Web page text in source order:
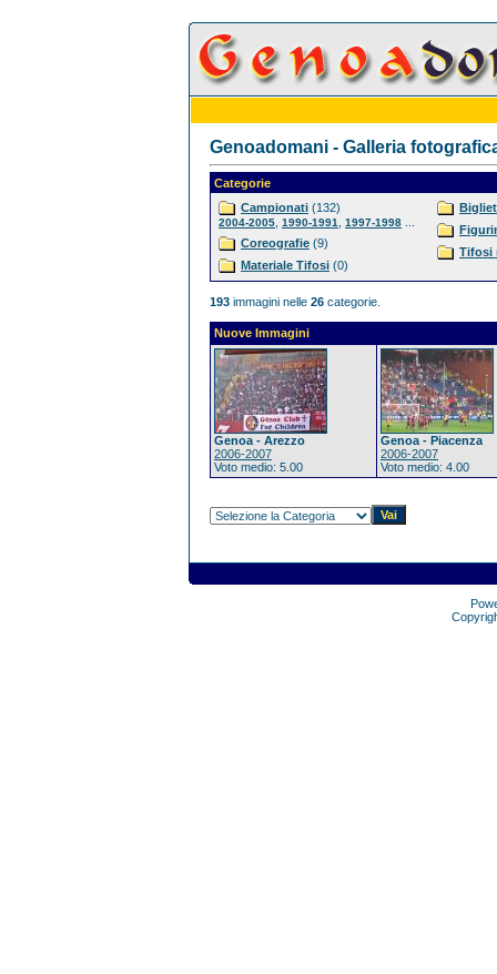
Genoadomani - Galleria
Categorie
Campionati (132)
2004-2005 1990-1991 1997-1998
Coreografie (9)
Materiale Tifosi (0)
Tifosi
193 immagini nelle 26 categorie.
Nuove Immagini
Genoa - Arezzo
2006-2007
Voto medio: 5.00
Genoa - Piacenza
2006-2007
Voto medio: 4.00